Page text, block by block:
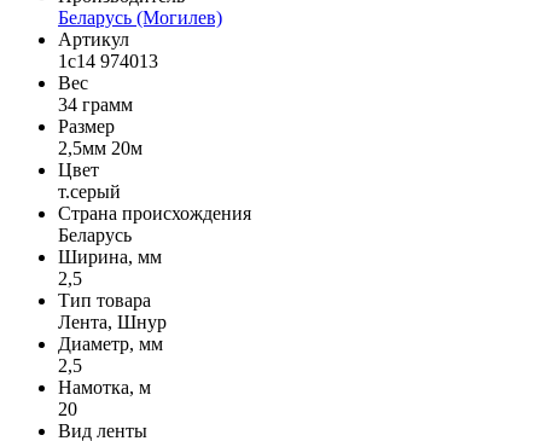
Беларусь (Могилев)
Артикул
1с14 974013
Вес
34 грамм
Размер
2,5мм 20м
Цвет
т.серый
Страна происхождения
Беларусь
Ширина, мм
2,5
Тип товара
Лента, Шнур
Диаметр, мм
2,5
Намотка, м
20
Вид ленты